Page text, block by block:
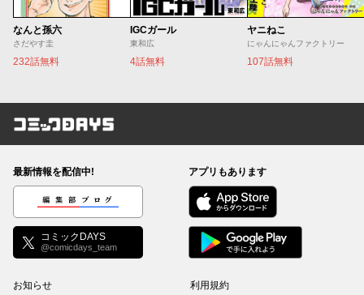
なんと孫六
さだやす圭
232話無料
IGCガール
東和広
4話無料
ヤニねこ
にゃんにゃんファクトリー
107話無料
コミックDAYS
最新情報を配信中!
編集部ブログ
コミックDAYS
@comicdays_team
アプリもあります
お知らせ 利用規約